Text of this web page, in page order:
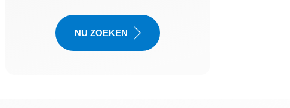
NU ZOEKEN